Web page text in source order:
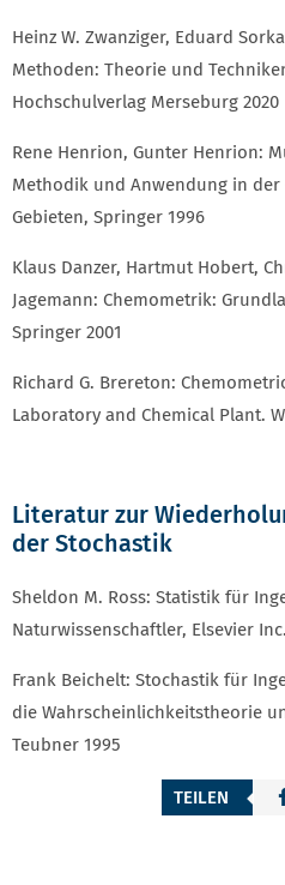
Heinz W. Zwanziger, Eduard
Methoden: Theorie und
Hochschulverlag Merseburg 2020
Rene Henrion, Gunter Henrion:
Methodik und Anwendung in der
Gebieten, Springer 1996
Klaus Danzer, Hartmut Hobert,
Jagemann: Chemometrik:
Springer 2001
Richard G. Brereton:
Laboratory and Chemical Plant.
Literatur zur
der Stochastik
Sheldon M. Ross: Statistik für
Naturwissenschaftler, Elsevier
Frank Beichelt: Stochastik für
die Wahrscheinlichkeitstheorie
Teubner 1995
TEILEN